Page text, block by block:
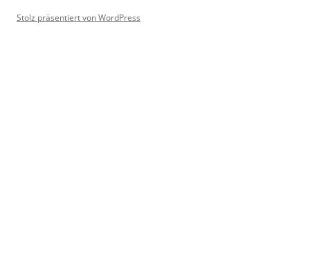
Stolz präsentiert von WordPress